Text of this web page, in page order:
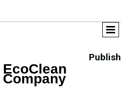
EcoClean
Company